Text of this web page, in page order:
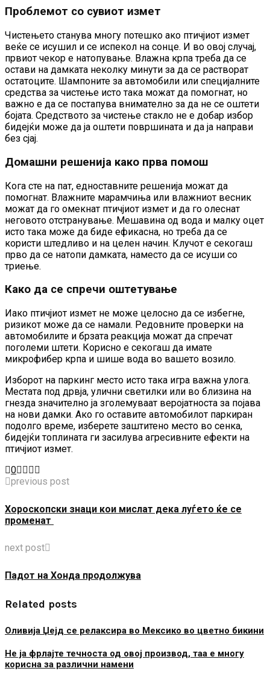
Проблемот со сувиот измет
Чистењето станува многу потешко ако птичјиот измет
веќе се исушил и се испекол на сонце. И во овој случај,
првиот чекор е натопување. Влажна крпа треба да се
остави на дамката неколку минути за да се растворат
остатоците. Шампоните за автомобили или специјалните
средства за чистење исто така можат да помогнат, но
важно е да се постапува внимателно за да не се оштети
бојата. Средството за чистење стакло не е добар избор
бидејќи може да ја оштети површината и да ја направи
без сјај.
Домашни решенија како прва помош
Кога сте на пат, едноставните решенија можат да
помогнат. Влажните марамчиња или влажниот весник
можат да го омекнат птичјиот измет и да го олеснат
неговото отстранување. Мешавина од вода и малку оцет
исто така може да биде ефикасна, но треба да се
користи штедливо и на целен начин. Клучот е секогаш
прво да се натопи дамката, наместо да се исуши со
триење.
Како да се спречи оштетување
Иако птичјиот измет не може целосно да се избегне,
ризикот може да се намали. Редовните проверки на
автомобилите и брзата реакција можат да спречат
поголеми штети. Корисно е секогаш да имате
микрофибер крпа и шише вода во вашето возило.
Изборот на паркинг место исто така игра важна улога.
Местата под дрвја, улични светилки или во близина на
гнезда значително ја зголемуваат веројатноста за појава
на нови дамки. Ако го оставите автомобилот паркиран
подолго време, изберете заштитено место во сенка,
бидејќи топлината ги засилува агресивните ефекти на
птичјиот измет.
0
previous post
Хороскопски знаци кои мислат дека луѓето ќе се
променат
next post
Падот на Хонда продолжува
Related posts
Оливија Џејд се релаксира во Мексико во цветно бикини
Не ја фрлајте течноста од овој производ, таа е многу
корисна за различни намени